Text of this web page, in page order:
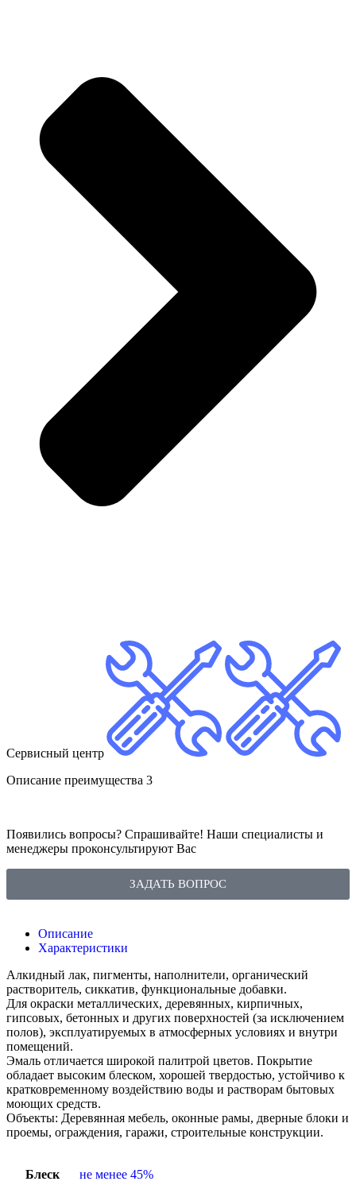
Сервисный центр
Описание преимущества 3
Появились вопросы? Спрашивайте! Наши специалисты и
менеджеры проконсультируют Вас
ЗАДАТЬ ВОПРОС
Описание
Характеристики
Алкидный лак, пигменты, наполнители, органический
растворитель, сиккатив, функциональные добавки.
Для окраски металлических, деревянных, кирпичных,
гипсовых, бетонных и других поверхностей (за исключением
полов), эксплуатируемых в атмосферных условиях и внутри
помещений.
Эмаль отличается широкой палитрой цветов. Покрытие
обладает высоким блеском, хорошей твердостью, устойчиво к
кратковременному воздействию воды и растворам бытовых
моющих средств.
Объекты: Деревянная мебель, оконные рамы, дверные блоки и
проемы, ограждения, гаражи, строительные конструкции.
Блеск не менее 45%